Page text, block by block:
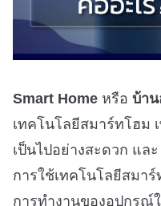
Smart Home หรือ บ้า
เทคโนโลยีสมาร์ทโฮม
เป็นไปอย่างสะดวก แล
การใช้เทคโนโลยีสมา
การทำงานของอุปกรณ์